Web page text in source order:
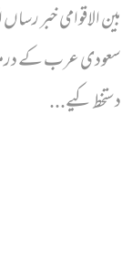
بین الاقوامی خبر
سعودی عرب کے
دستخط کیے...